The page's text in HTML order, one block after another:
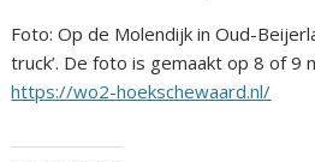
Foto: Op de Molendijk in Oud-
truck’. De foto is gemaakt op 8 of 9
https://wo2-hoekschewaard.nl/